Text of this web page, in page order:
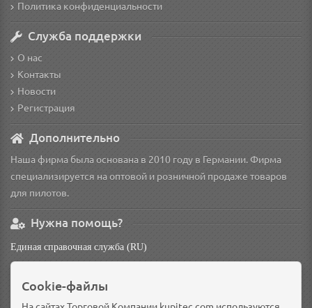
Политика конфиденциальности
Служба поддержки
О нас
Контакты
Новости
Регистрация
Дополнительно
Наша фирма была основана в 2010 году в Германии. Фирма
специализируется на оптовой и розничной продаже товаров
для пилотов.
Нужна помощь?
Единая справочная служба (RU)
non
Основной склад: Германия, Берлин
Доп. склад: Россия, Омск
Cookie-файлы